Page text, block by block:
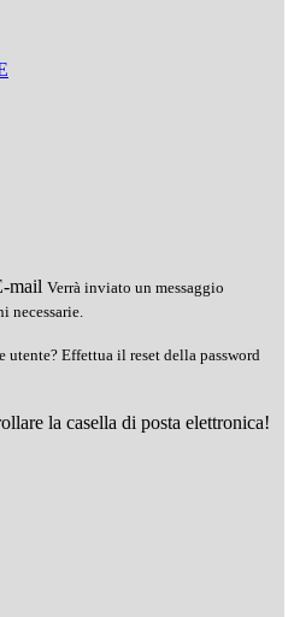
mail Verrà inviato un messaggio
necessarie.
utente? Effettua il reset della password
la casella di posta elettronica!